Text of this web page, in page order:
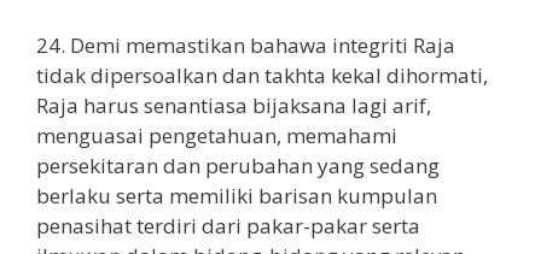
24. Demi memastikan bahawa integriti Raja
tidak dipersoalkan dan takhta kekal dihormati,
Raja harus senantiasa bijaksana lagi arif,
menguasai pengetahuan, memahami
persekitaran dan perubahan yang sedang
berlaku serta memiliki barisan kumpulan
penasihat terdiri dari pakar-pakar serta